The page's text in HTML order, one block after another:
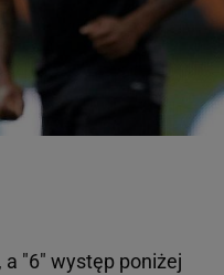
a "6" występ poniżej